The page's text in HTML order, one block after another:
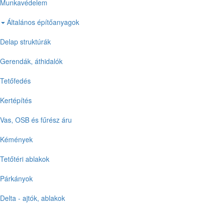
Munkavédelem
Általános építőanyagok
Delap struktúrák
Gerendák, áthidalók
Tetőfedés
Kertépítés
Vas, OSB és fűrész áru
Kémények
Tetőtéri ablakok
Párkányok
Delta - ajtók, ablakok